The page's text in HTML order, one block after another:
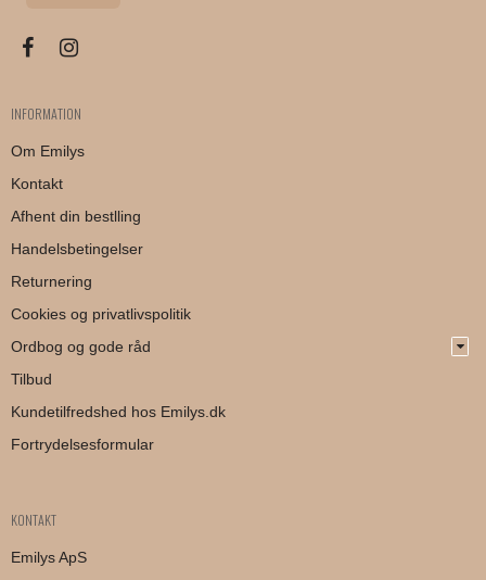
INFORMATION
Om Emilys
Kontakt
Afhent din bestlling
Handelsbetingelser
Returnering
Cookies og privatlivspolitik
Ordbog og gode råd
Tilbud
Kundetilfredshed hos Emilys.dk
Fortrydelsesformular
KONTAKT
Emilys ApS